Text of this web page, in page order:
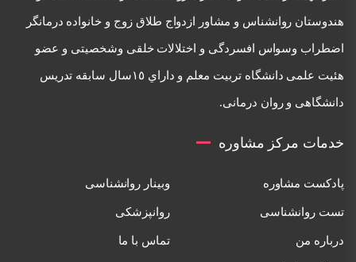
هندوستان روانشناس و مشاور ازدواج طلاق زوج و خانواده درمانگر
اضطراب وسواس افسردگی و اختلالات خلقی وشخصيتی و عضو
هئيت علمی دانشگاه تربيت معلم و داراي ١٥سال سابقه تدريس
دانشگاهی و روان درمانی.
خدمات مرکز مشاوره
پادکست مشاوره وبینار روانشناسی
تست روانشناسی روانپزشکی
درباره من تماس با ما